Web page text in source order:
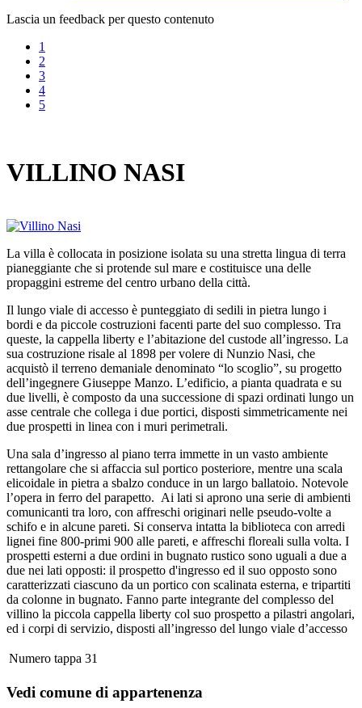
Lascia un feedback per questo contenuto
1
2
3
4
5
VILLINO NASI
La villa è collocata in posizione isolata su una stretta lingua di terra
pianeggiante che si protende sul mare e costituisce una delle
propaggini estreme del centro urbano della città.
Il lungo viale di accesso è punteggiato di sedili in pietra lungo i
bordi e da piccole costruzioni facenti parte del suo complesso. Tra
queste, la cappella liberty e l’abitazione del custode all’ingresso. La
sua costruzione risale al 1898 per volere di Nunzio Nasi, che
acquistò il terreno demaniale denominato “lo scoglio”, su progetto
dell’ingegnere Giuseppe Manzo. L’edificio, a pianta quadrata e su
due livelli, è composto da una successione di spazi ordinati lungo un
asse centrale che collega i due portici, disposti simmetricamente nei
due prospetti in linea con i muri perimetrali.
Una sala d’ingresso al piano terra immette in un vasto ambiente
rettangolare che si affaccia sul portico posteriore, mentre una scala
elicoidale in pietra a sbalzo conduce in un largo ballatoio. Notevole
l’opera in ferro del parapetto. Ai lati si aprono una serie di ambienti
comunicanti tra loro, con affreschi originari nelle pseudo-volte a
schifo e in alcune pareti. Si conserva intatta la biblioteca con arredi
lignei fine 800-primi 900 alle pareti, e affreschi floreali sulla volta. I
prospetti esterni a due ordini in bugnato rustico sono uguali a due a
due nei lati opposti: il prospetto d'ingresso ed il suo opposto sono
caratterizzati ciascuno da un portico con scalinata esterna, e tripartiti
da colonne in bugnato. Fanno parte integrante del complesso del
villino la piccola cappella liberty col suo prospetto a pilastri angolari,
ed i corpi di servizio, disposti all’ingresso del lungo viale d’accesso
Numero tappa 31
Vedi comune di appartenenza